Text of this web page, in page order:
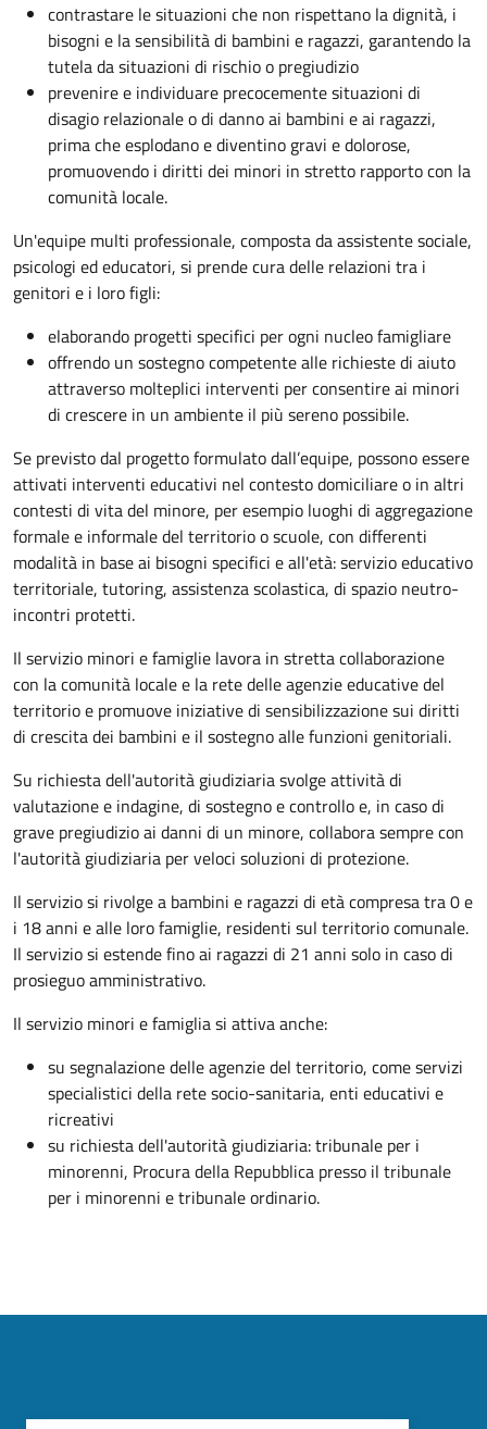
contrastare le situazioni che non rispettano la dignità, i
bisogni e la sensibilità di bambini e ragazzi, garantendo la
tutela da situazioni di rischio o pregiudizio
prevenire e individuare precocemente situazioni di
disagio relazionale o di danno ai bambini e ai ragazzi,
prima che esplodano e diventino gravi e dolorose,
promuovendo i diritti dei minori in stretto rapporto con la
comunità locale.
Un'equipe multi professionale, composta da assistente sociale,
psicologi ed educatori, si prende cura delle relazioni tra i
genitori e i loro figli:
elaborando progetti specifici per ogni nucleo famigliare
offrendo un sostegno competente alle richieste di aiuto
attraverso molteplici interventi per consentire ai minori
di crescere in un ambiente il più sereno possibile.
Se previsto dal progettoformulato dall’equipe, possono essere
attivati interventi educativi nel contesto domiciliare o in altri
contesti di vita del minore, per esempio luoghi di aggregazione
formale e informale del territorio o scuole, con differenti
modalità in base ai bisogni specifici e all'età: servizio educativo
territoriale, tutoring, assistenza scolastica, di spazio neutro-
incontri protetti.
Il servizio minori e famiglie lavora in stretta collaborazione
con la comunità locale e la rete delle agenzie educative del
territorio e promuove iniziative di sensibilizzazione sui diritti
di crescita dei bambini e il sostegno alle funzioni genitoriali.
Su richiesta dell'autorità giudiziaria svolge attività di
valutazione e indagine, di sostegno e controllo e, in caso di
grave pregiudizio ai danni di un minore, collabora sempre con
l'autorità giudiziaria per veloci soluzioni di protezione.
Il servizio si rivolge a bambini e ragazzi di età compresa tra 0 e
i 18 anni e alle loro famiglie, residenti sul territorio comunale.
Il servizio si estende fino ai ragazzi di 21 anni solo in caso di
prosieguo amministrativo.
Il servizio minori e famiglia si attiva anche:
su segnalazione delle agenzie del territorio, come servizi
specialistici della rete socio-sanitaria, enti educativi e
ricreativi
su richiesta dell'autorità giudiziaria: tribunale per i
minorenni, Procura della Repubblica presso il tribunale
per i minorenni e tribunale ordinario.